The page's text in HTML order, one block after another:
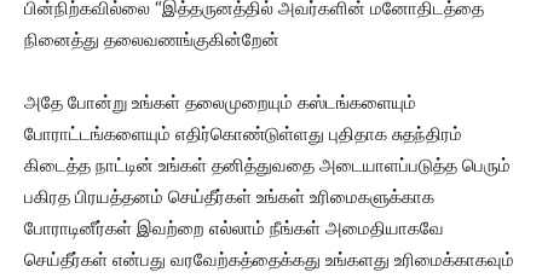
பின்நிற்கவில்லை “இத்தருனத்தில் அவர்களின் மனோதிடத்தை
நினைத்து தலைவணங்குகின்றேன்
அதே போன்று உங்கள் தலைமுறையும் கஸ்டங்களையும்
போராட்டங்களையும் எதிர்கொண்டுள்ளது புதிதாக சுதந்திரம்
கிடைத்த நாட்டின் உங்கள் தனித்துவதை அடையாளப்படுத்த பெரும்
பகிரத பிரயத்தனம் செய்தீர்கள் உங்கள் உரிமைகளுக்காக
போராடினீர்கள் இவற்றை எல்லாம் நீங்கள் அமைதியாகவே
செய்தீர்கள் என்பது வரவேற்கத்தைக்கது உங்களது உரிமைக்காகவும்